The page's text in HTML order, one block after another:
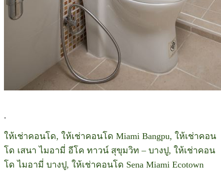
.
ให้เช่าคอนโด, ให้เช่าคอนโด Miami Bangpu, ให้เช่าคอน
โด เสนา ไมอามี่ อีโค ทาวน์ สุขุมวิท – บางปู, ให้เช่าคอน
โด ไมอามี่ บางปู, ให้เช่าคอนโด Sena Miami Ecotown